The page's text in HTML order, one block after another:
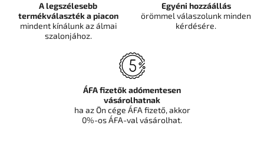
A legszélesebb
termékválaszték a piacon
mindent kínálunk az álmai
szalonjához.
Egyéni hozzáállás
örömmel válaszolunk minden
kérdésére.
ÁFA fizetők adómentesen
vásárolhatnak
ha az Ön cége ÁFA fizető, akkor
0%-os ÁFA-val vásárolhat.